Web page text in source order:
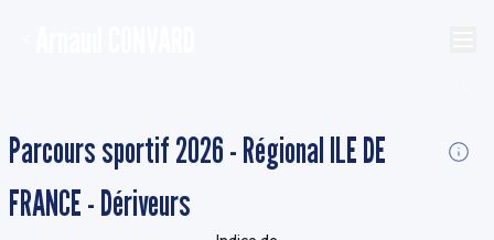
Parcours sportif 2026 - Régional ILE DE
FRANCE - Dériveurs